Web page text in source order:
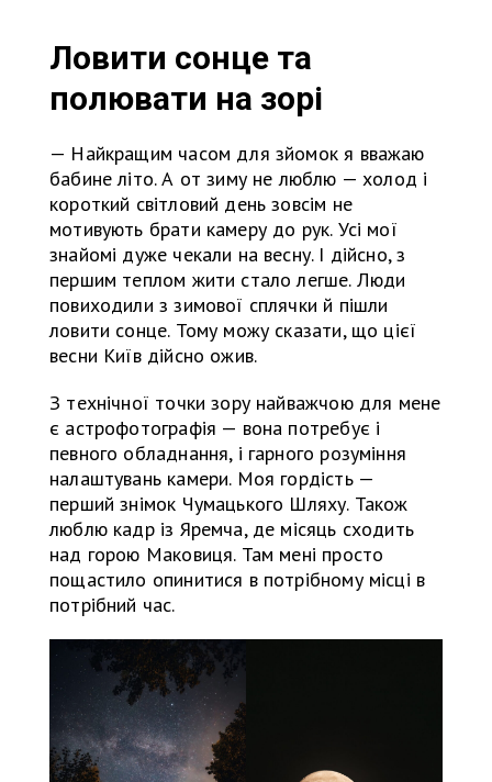
Ловити сонце та
полювати на зорі
— Найкращим часом для зйомок я вважаю
бабине літо. А от зиму не люблю — холод і
короткий світловий день зовсім не
мотивують брати камеру до рук. Усі мої
знайомі дуже чекали на весну. І дійсно, з
першим теплом жити стало легше. Люди
повиходили з зимової сплячки й пішли
ловити сонце. Тому можу сказати, що цієї
весни Київ дійсно ожив.
З технічної точки зору найважчою для мене
є астрофотографія — вона потребує і
певного обладнання, і гарного розуміння
налаштувань камери. Моя гордість —
перший знімок Чумацького Шляху. Також
люблю кадр із Яремча, де місяць сходить
над горою Маковиця. Там мені просто
пощастило опинитися в потрібному місці в
потрібний час.